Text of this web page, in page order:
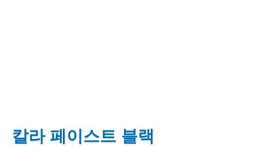
칼라 페이스트 블랙